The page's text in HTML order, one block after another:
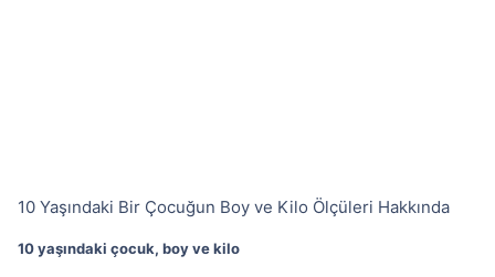
10 Yaşındaki Bir Çocuğun Boy ve Kilo Ölçüleri Hakkında
10 yaşındaki çocuk, boy ve kilo